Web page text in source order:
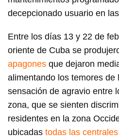
decepcionado usuario en
Entre los días 13 y 22 de
oriente de Cuba se
apagones que dejaron
alimentando los temores de
sensación de agravio entre
zona, que se sienten
residentes en la zona
ubicadas todas las